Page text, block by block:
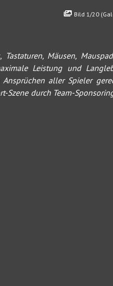
Bild 1/20
Mäusen,
Leistung und
aller Spieler
Szene durch Team-